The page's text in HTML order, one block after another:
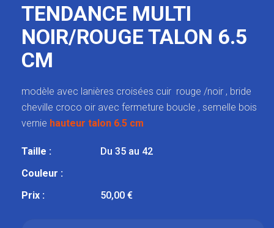
TENDANCE MULTI
NOIR/ROUGE TALON 6.5
CM
modèle avec lanières croisées cuir rouge /noir , bride
cheville croco oir avec fermeture boucle , semelle bois
vernie hauteur talon 6.5 cm
Taille :
Du 35 au 42
Couleur :
Prix :
50,00 €